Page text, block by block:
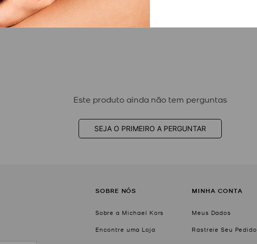
1
Este produto ainda não tem perguntas
SEJA O PRIMEIRO A PERGUNTAR
SOBRE NÓS
Sobre a Michael Kors
Encontre uma Loja
MINHA CONTA
Meus Dados
Rastreie Seu Pedido